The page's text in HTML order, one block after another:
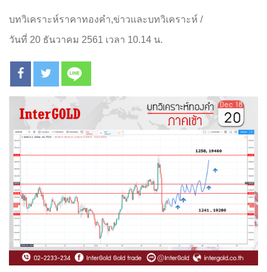
บทวิเคราะห์ราคาทองคำ,ข่าวและบทวิเคราะห์ /
วันที่ 20 ธันวาคม 2561 เวลา 10.14 น.